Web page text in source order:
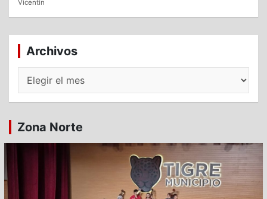
Vicentín
Archivos
Archivos
Zona Norte